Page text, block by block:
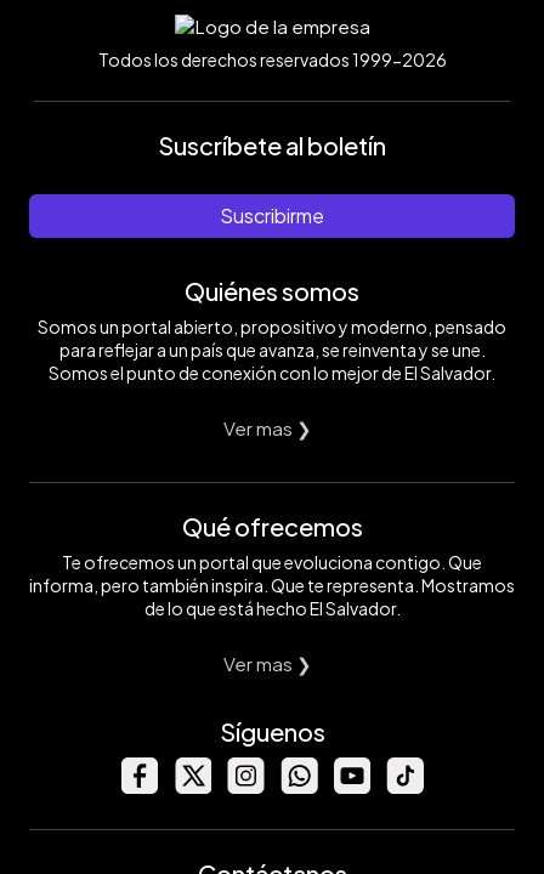
Todos los derechos reservados 1999-2026
Suscríbete al boletín
Suscribirme
Quiénes somos
Somos un portal abierto, propositivo y moderno, pensado
para reflejar a un país que avanza, se reinventa y se une.
Somos el punto de conexión con lo mejor de El Salvador.
Ver mas ❯
Qué ofrecemos
Te ofrecemos un portal que evoluciona contigo. Que
informa, pero también inspira. Que te representa. Mostramos
de lo que está hecho El Salvador.
Ver mas ❯
Síguenos